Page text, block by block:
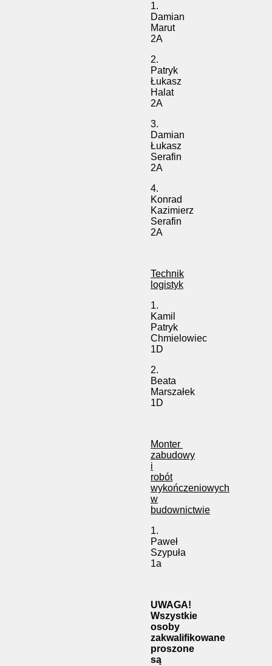
1.
Damian
Marut
2A
2.
Patryk
Łukasz
Halat
2A
3.
Damian
Łukasz
Serafin
2A
4.
Konrad
Kazimierz
Serafin
2A
Technik
logistyk
1.
Kamil
Patryk
Chmielowiec
1D
2.
Beata
Marszałek
1D
Monter
zabudowy
i
robót
wykończeniowych
w
budownictwie
1.
Paweł
Szypuła
1a
UWAGA!
Wszystkie
osoby
zakwalifikowane
proszone
są